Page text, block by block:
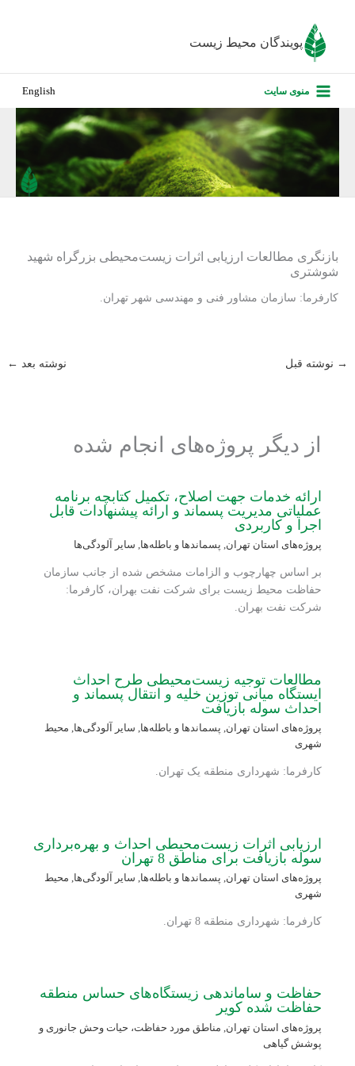
پویندگان محیط زیست
منوی سایت English
بازنگری مطالعات ارزیابی اثرات زیست‌محیطی بزرگراه شهید
شوشتری
کارفرما: سازمان مشاور فنی و مهندسی شهر تهران.
→ نوشته قبل نوشته بعد ←
از دیگر پروژه‌های انجام شده
ارائه خدمات جهت اصلاح، تکمیل کتابچه برنامه
عملیاتی مدیریت پسماند و ارائه پیشنهادات قابل
اجرا و کاربردی
پروژه‌های استان تهران, پسماندها و باطله‌ها, سایر آلودگی‌ها
بر اساس چهارچوب و الزامات مشخص شده از جانب سازمان
حفاظت محیط زیست برای شرکت نفت بهران، کارفرما:
شرکت نفت بهران.
مطالعات توجیه زیست‌محیطی طرح احداث
ایستگاه میانی توزین خلیه و انتقال پسماند و
احداث سوله بازیافت
پروژه‌های استان تهران, پسماندها و باطله‌ها, سایر آلودگی‌ها, محیط
شهری
کارفرما: شهرداری منطقه یک تهران.
ارزیابی اثرات زیست‌محیطی احداث و بهره‌برداری
سوله بازیافت برای مناطق 8 تهران
پروژه‌های استان تهران, پسماندها و باطله‌ها, سایر آلودگی‌ها, محیط
شهری
کارفرما: شهرداری منطقه 8 تهران.
حفاظت و ساماندهی زیستگاه‌های حساس منطقه
حفاظت شده کویر
پروژه‌های استان تهران مناطق مورد حفاظت، حیات وحش جانوری و
پوشش گیاهی
درباره ما
پروژه‌های
تماس با ما